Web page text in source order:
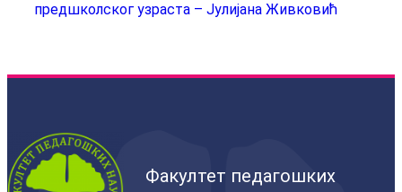
предшколског узраста – Јулијана Живковић
Факултет педагошких